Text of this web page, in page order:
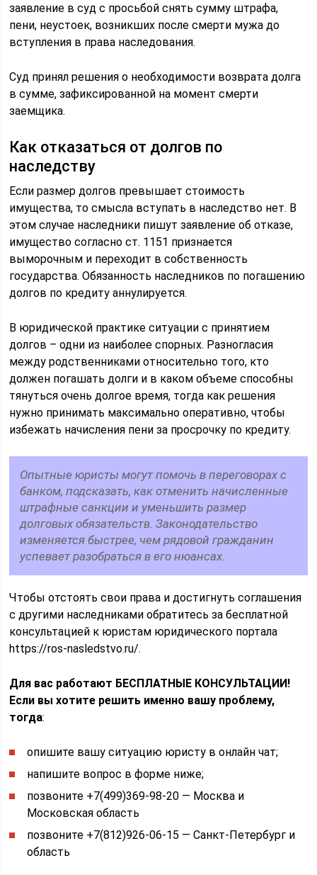
заявление в суд с просьбой снять сумму штрафа,
пени, неустоек, возникших после смерти мужа до
вступления в права наследования.
Суд принял решения о необходимости возврата долга
в сумме, зафиксированной на момент смерти
заемщика.
Как отказаться от долгов по
наследству
Если размер долгов превышает стоимость
имущества, то смысла вступать в наследство нет. В
этом случае наследники пишут заявление об отказе,
имущество согласно ст. 1151 признается
выморочным и переходит в собственность
государства. Обязанность наследников по погашению
долгов по кредиту аннулируется.
В юридической практике ситуации с принятием
долгов – одни из наиболее спорных. Разногласия
между родственниками относительно того, кто
должен погашать долги и в каком объеме способны
тянуться очень долгое время, тогда как решения
нужно принимать максимально оперативно, чтобы
избежать начисления пени за просрочку по кредиту.
Опытные юристы могут помочь в переговорах с
банком, подсказать, как отменить начисленные
штрафные санкции и уменьшить размер
долговых обязательств. Законодательство
изменяется быстрее, чем рядовой гражданин
успевает разобраться в его нюансах.
Чтобы отстоять свои права и достигнуть соглашения
с другими наследниками обратитесь за бесплатной
консультацией к юристам юридического портала
https://ros-nasledstvo.ru/.
Для вас работают БЕСПЛАТНЫЕ КОНСУЛЬТАЦИИ!
Если вы хотите решить именно вашу проблему,
тогда:
опишите вашу ситуацию юристу в онлайн чат;
напишите вопрос в форме ниже;
позвоните +7(499)369-98-20 — Москва и
Московская область
позвоните +7(812)926-06-15 — Санкт-Петербург и
область